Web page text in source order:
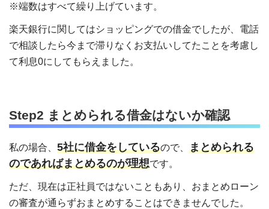
※端数はすべて繰り上げています。
楽天銀行に関してはショッピングでの借金でしたが、電話
で相談したら今まで滞りなくお支払いしてたことを考慮し
て利息0にしてもらえました。
Step2 まとめられる借金はないか確認
私の場合、 5社に借金をしているので、 まとめられる
のであればまとめるのが理想です。
ただ、現在は正社員ではないこともあり、おまとめローン
の審査が通らずおまとめすることはできませんでした。